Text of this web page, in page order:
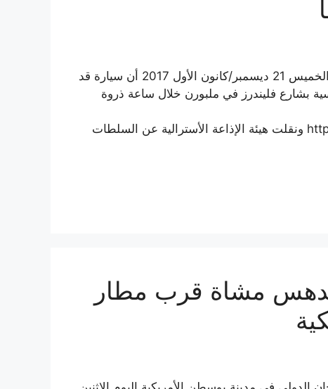
(مرآة سوريا – وكالات) أعلنت الشرطة الأسترالية اليوم الخميس 21 ديسمبر/كانون الأول 2017 أن سيارة قد
فليندرز في ملبورن خلال ساعة ذروة
https://twitter.com/_/status/943729944005189634 ونقلت هيئة الإذاعة الأسترالية عن السلطات
مشاة قرب مطار